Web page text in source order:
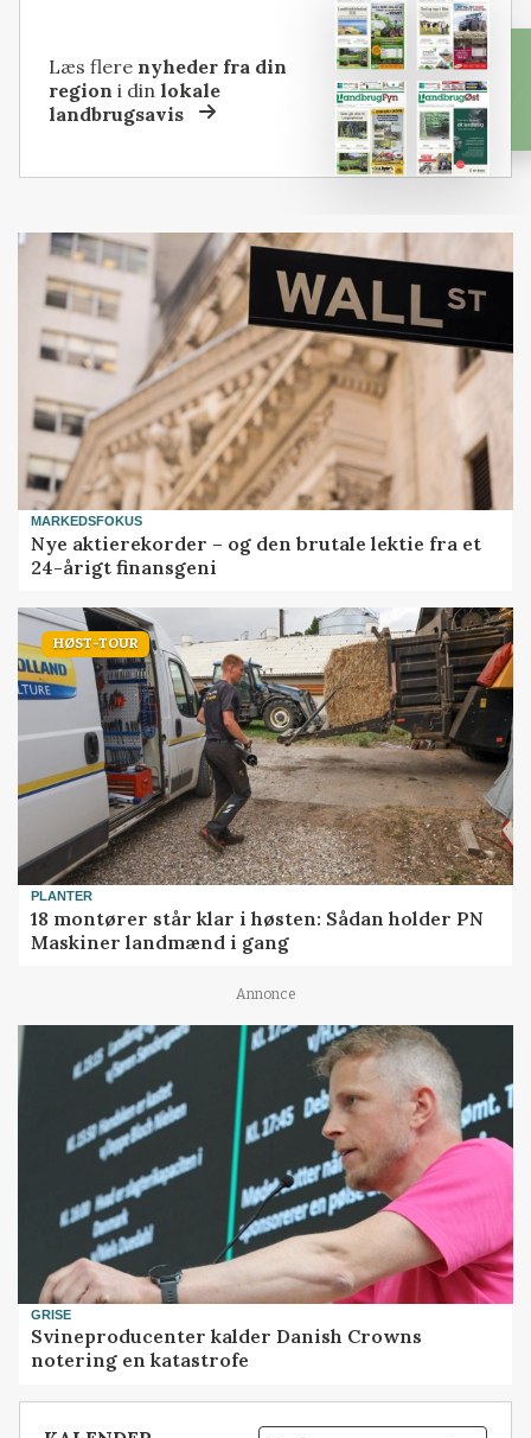
Læs flere nyheder fra din
region i dinlokale
landbrugsavis
MARKEDSFOKUS
Nye aktierekorder – og den brutale lektie fra et
24-årigt finansgeni
HØST-TOUR
PLANTER
18 montører står klar i høsten: Sådan holder PN
Maskiner landmænd i gang
Annonce
GRISE
Svineproducenter kalder Danish Crowns
notering en katastrofe